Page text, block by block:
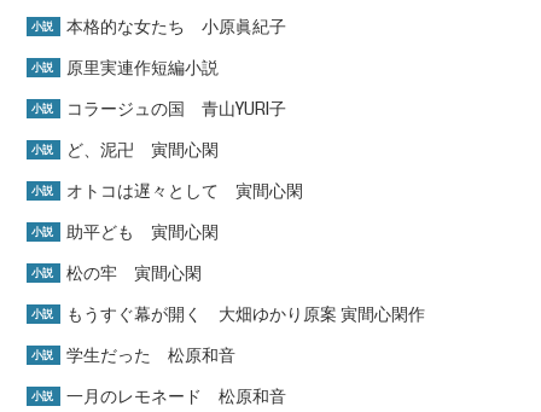
小説 本格的な女たち 小原眞紀子
小説 原里実連作短編小説
小説 コラージュの国 青山YURI子
小説 ど、泥卍 寅間心閑
小説 オトコは遅々として 寅間心閑
小説 助平ども 寅間心閑
小説 松の牢 寅間心閑
小説 もうすぐ幕が開く 大畑ゆかり原案 寅間心閑作
小説 学生だった 松原和音
小説 一月のレモネード 松原和音